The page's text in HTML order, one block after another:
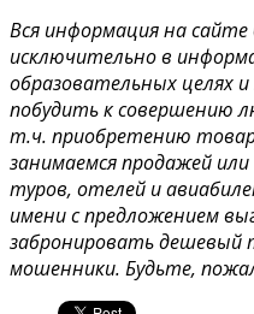
Вся информация на
исключительно в
образовательных целях
побудить к совершению
т.ч. приобретению
занимаемся продажей
туров, отелей и
имени с предложением
забронировать дешевый
мошенники. Будьте,